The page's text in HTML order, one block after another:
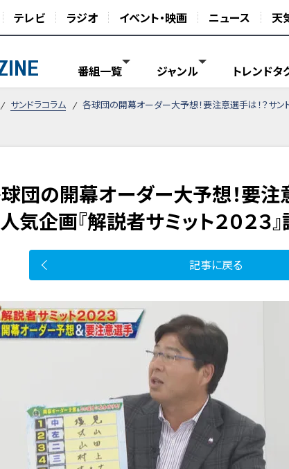
テレビ ラジオ イベント・映画 ニュース 天
番組一覧 ジャンル トレンドタ
サンドラコラム 各球団の開幕オーダー大予想！要注意選手は！？サン
団の開幕オーダー大予想！要注
気企画『解説者サミット２０２３
記事に戻る